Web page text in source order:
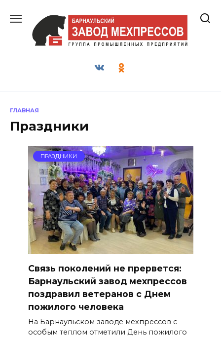
содержанию
ГЛАВНАЯ
Праздники
ПРАЗДНИКИ
Связь поколений не прервется:
Барнаульский завод мехпрессов
поздравил ветеранов с Днем
пожилого человека
На Барнаульском заводе мехпрессов с
особым теплом отметили День пожилого